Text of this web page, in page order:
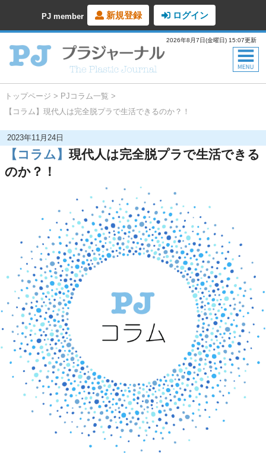
PJ member 新規登録 ログイン
2026年8月7日(金曜日) 15:07更新
トップページ
PJコラム一覧
【コラム】現代人は完全脱プラで生活できるのか？！
2023年11月24日
【コラム】現代人は完全脱プラで生活できる
のか？！